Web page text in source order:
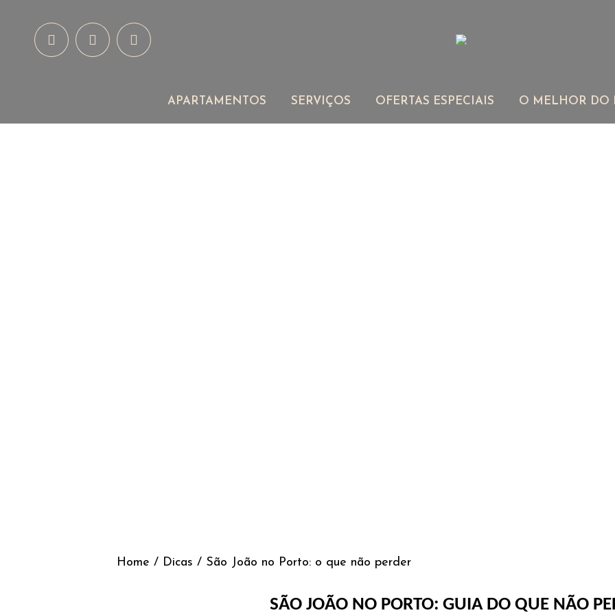
APARTAMENTOS SERVIÇOS OFERTAS ESPECIAIS O MELHOR DO
Home / Dicas / São João no Porto: o que não perder
SÃO JOÃO NO PORTO: GUIA DO QUE NÃO